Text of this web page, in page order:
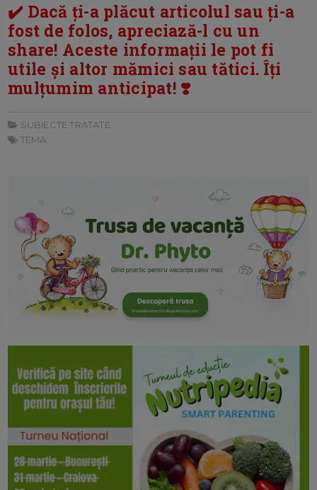
✔️ Dacă ți-a plăcut articolul sau ți-a
fost de folos, apreciază-l cu un
share! Aceste informații le pot fi
utile și altor mămici sau tătici. Îți
mulțumim anticipat! ❣️
SUBIECTE TRATATE:
TEMA: